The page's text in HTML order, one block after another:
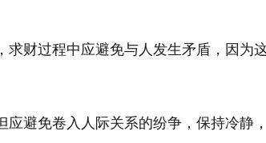
求财过程中应避免与人发生矛盾，因为
避免卷入人际关系的纷争，保持冷静，